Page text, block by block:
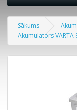
Sākums
Akumulators VARTA